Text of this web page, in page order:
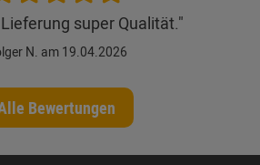
super Qualität."
N. am 19.04.2026
Bewertungen